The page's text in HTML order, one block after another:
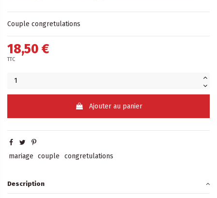
Couple congretulations
18,50 €
TTC
Ajouter au panier
mariage couple congretulations
Description